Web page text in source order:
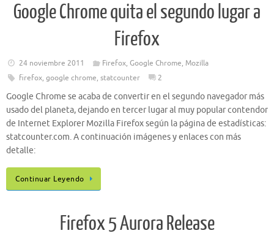
Google Chrome quita el segundo lugar a
Firefox
24 noviembre 2011 Firefox,Google Chrome, Mozilla
firefox, google chrome, statcounter 2
Google Chrome se acaba de convertir en el segundo navegador más
usado del planeta, dejando en tercer lugar al muy popular contendor
de Internet Explorer Mozilla Firefox según la página de estadísticas:
statcounter.com. A continuación imágenes y enlaces con más
detalle:
Continuar Leyendo
Firefox 5 Aurora Release